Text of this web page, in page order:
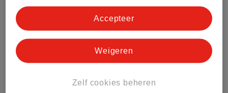
Zelf cookies beheren
Weigeren
Accepteer